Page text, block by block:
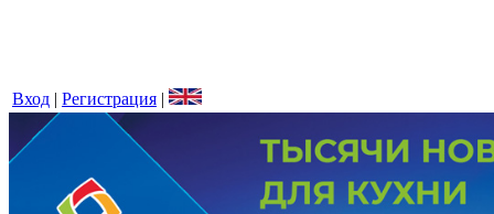
Вход | Регистрация |